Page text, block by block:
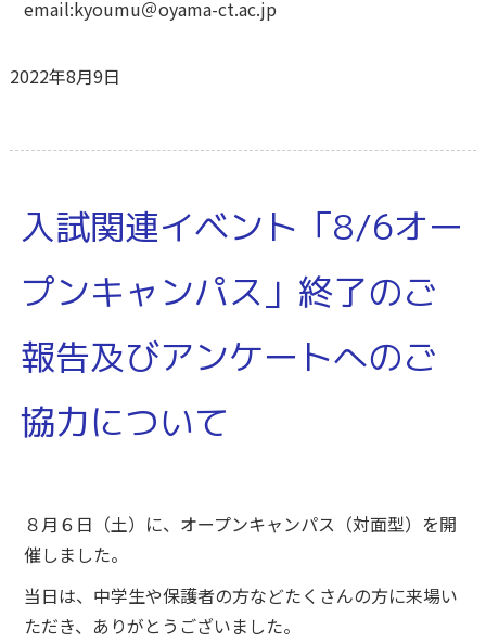
email:kyoumu＠oyama-ct.ac.jp
2022年8月9日
入試関連イベント「8/6オー
プンキャンパス」終了のご
報告及びアンケートへのご
協力について
８月６日（土）に、オープンキャンパス（対面型）を開
催しました。
当日は、中学生や保護者の方などたくさんの方に来場い
ただき、ありがとうございました。